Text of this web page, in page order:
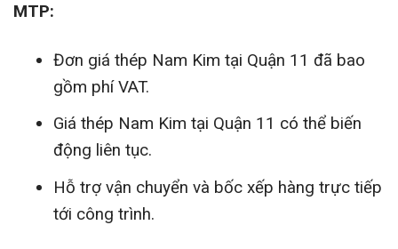
MTP:
Đơn giá thép Nam Kim tại Quận 11 đã bao
gồm phí VAT.
Giá thép Nam Kim tại Quận 11 có thể biến
động liên tục.
Hỗ trợ vận chuyển và bốc xếp hàng trực tiếp
tới công trình.